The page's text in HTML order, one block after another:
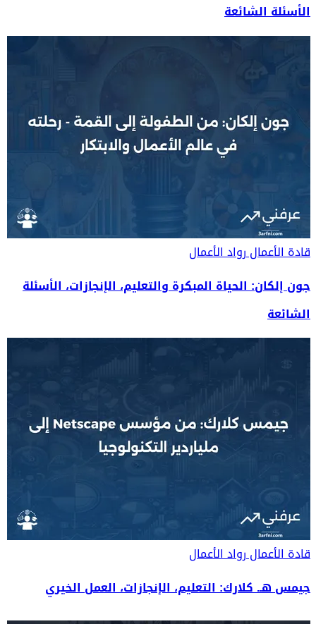
الأسئلة الشائعة
قادة الأعمالرواد الأعمال
جون إلكان: الحياة المبكرة والتعليم، الإنجازات، الأسئلة
الشائعة
قادة الأعمالرواد الأعمال
جيمس هـ. كلارك: التعليم، الإنجازات، العمل الخيري